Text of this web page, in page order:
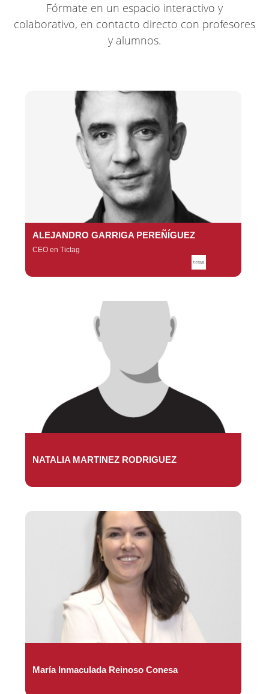
Fórmate en un espacio interactivo y
colaborativo, en contacto directo con profesores
y alumnos.
ALEJANDRO GARRIGA PEREÑÍGUEZ
CEO en Tictag
NATALIA MARTINEZ RODRIGUEZ
María Inmaculada Reinoso Conesa